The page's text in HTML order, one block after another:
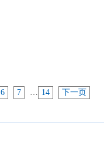
6 7 … 14 下一页